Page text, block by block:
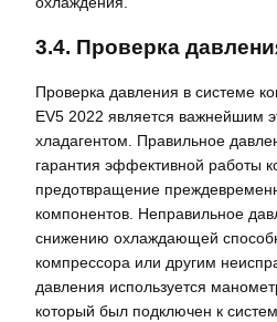
3.4. Проверка
Проверка давления в системе
EV5 2022 является важнейшим
хладагентом. Правильное
гарантия эффективной работы
предотвращение
компонентов. Неправильное
снижению охлаждающей
компрессора или другим
давления используется
который был подключен к